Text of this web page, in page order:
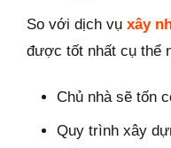
So với dịch vụ xây
được tốt nhất cụ thể
Chủ nhà sẽ tốn
Quy trình xây